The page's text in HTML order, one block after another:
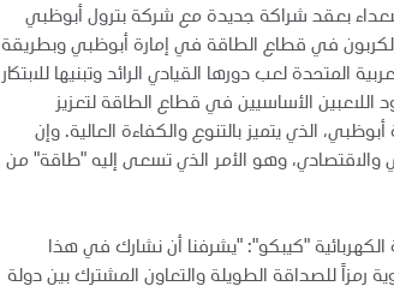
بعقد شراكة جديدة مع شركة بترول أبوظبي
في قطاع الطاقة في إمارة أبوظبي وبطريقة
لعب دورها القيادي الرائد وتبنيها للابتكار
الأساسيين في قطاع الطاقة لتعزيز
الذي يتميز بالتنوع والكفاءة العالية. وإن
والاقتصادي، وهو الأمر الذي تسعى إليه "طاقة" من
الكهربائية "كيبكو": "يشرفنا أن نشارك في هذا
رمزاً للصداقة الطويلة والتعاون المشترك بين دولة